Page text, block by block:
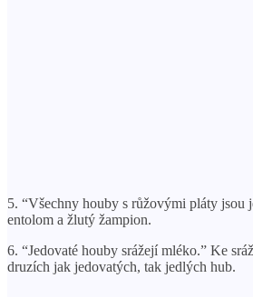
5. “Všechny houby s růžovými pláty jsou
entolom a žlutý žampion.
6. “Jedovaté houby srážejí mléko.” Ke
druzích jak jedovatých, tak jedlých hub.